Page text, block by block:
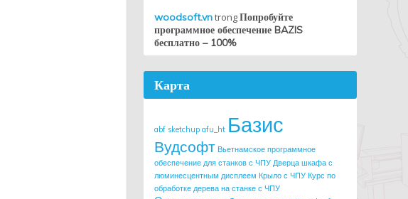
woodsoft.vntrongПопробуйте
программное обеспечение BAZIS
бесплатно – 100%
Карта
abf sketchup afu_ht Базис
Вудсофт Вьетнамское программное
обеспечение для станков с ЧПУ Дверца шкафа с
люминесцентным дисплеем Крыло с ЧПУ Курс по
обработке дерева на станке с ЧПУ